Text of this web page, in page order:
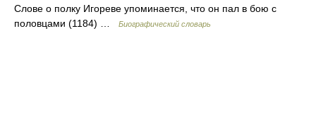
Слове о полку Игореве упоминается, что он пал в бою с
половцами (1184) …
Биографический словарь